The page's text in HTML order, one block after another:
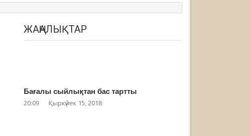
ЖАҢАЛЫҚТАР
Бағалы сыйлықтан бас тартты
20:09 Қыркүйек 15, 2018